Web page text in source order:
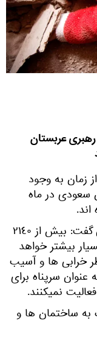
عربستان
زمان به وجود
سعودى در ماه
مريتكسل رنالو نماينده يونيسف در يمن گفت: بيش از ٢١٤٠
بيشتر خواهد
به خاطر خرابى ها و آسيب
عنوان سرپناه براى
نميكنند.
ساختمان ها و